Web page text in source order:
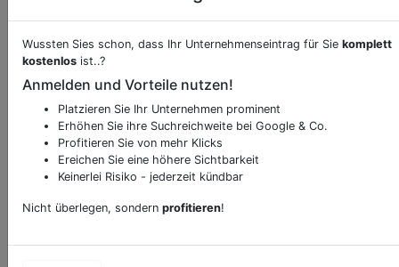
Beschreibung & Services von Supermarkt
Sie möchten eine Beschreibung, Dienstleistung
oder andere relevante Informationen hinzufügen?
Klicken Sie bittehierum uns zu kontaktieren.
Gerne erweitern wir Ihren Firmeneintrag um
Sonderangebote odere besondere Services, die
Ihr Unternehmen anbietet und womit Sie sich von
Wussten Sies schon, dass Ihr Unternehmenseintrag für Sie komplett
kostenlos ist..?
Anmelden und Vorteile nutzen!
Platzieren Sie Ihr Unternehmen prominent
Erhöhen Sie ihre Suchreichweite bei Google & Co.
Profitieren Sie von mehr Klicks
Ereichen Sie eine höhere Sichtbarkeit
Keinerlei Risiko - jederzeit kündbar
Nicht überlegen, sondern profitieren!